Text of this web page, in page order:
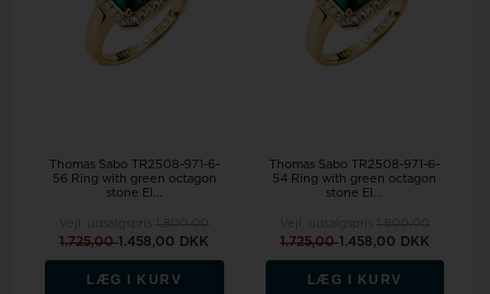
Thomas Sabo TR2508-971-6-
56 Ring with green octagon
stone El...
1.725,001.458,00 DKK
LÆG I KURV
Thomas Sabo TR2508-971-6-
54 Ring with green octagon
stone El...
1.725,001.458,00 DKK
LÆG I KURV